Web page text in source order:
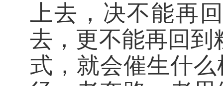
上去，决不能再
去，更不能再回到
式，就会催生什